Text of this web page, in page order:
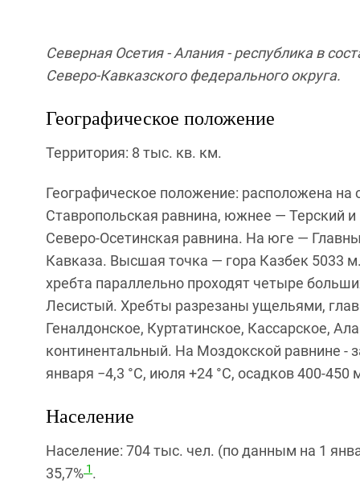
Северная Осетия - Алания - республика в
Северо-Кавказского федерального округа.
Географическое положение
Территория: 8 тыс. кв. км.
Географическое положение: расположена
Ставропольская равнина, южнее — Терский
Северо-Осетинская равнина. На юге —
Кавказа. Высшая точка — гора Казбек 5033
хребта параллельно проходят четыре
Лесистый. Хребты разрезаны ущельями,
Геналдонское, Куртатинское, Кассарское,
континентальный. На Моздокской равнине -
января −4,3 °C, июля +24 °C, осадков 400-450
Население
Население: 704 тыс. чел. (по данным на 1
35,7% 1 .